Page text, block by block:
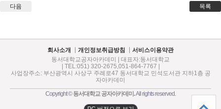
다음 목록
회사소개 개인정보취급방침
서비스이용약관
동서대학교공자아카데미 | 대표자:동서대학교
| TEL:051) 320-2675,051-864-7767 |
사업장주소: 부산광역시 사상구 주례로47 동서대학교 민석도서관 지하1층 공
자아카데미
Copyright ©동서대학교 공자아카데미 .All rights reserved.